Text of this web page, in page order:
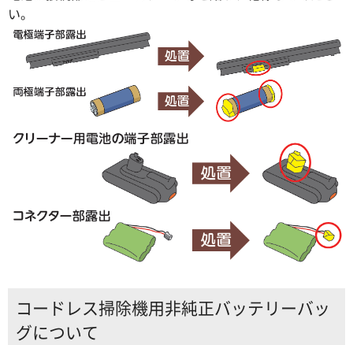
い。
コードレス掃除機用非純正バッテリーバッ
グについて